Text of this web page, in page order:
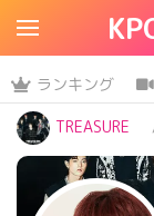
ランキング
TREASURE